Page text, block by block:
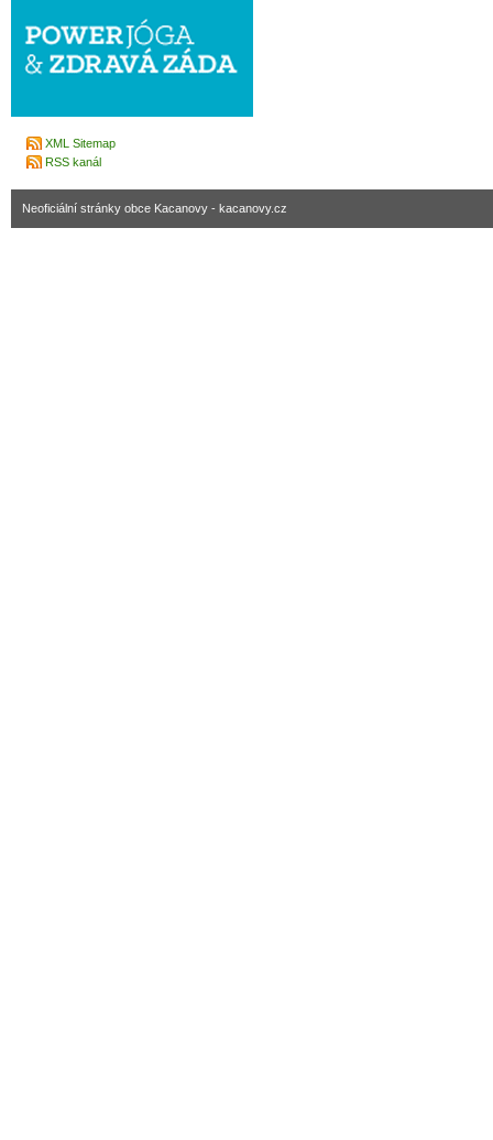
XML Sitemap
RSS kanál
Neoficiální stránky obce Kacanovy - kacanovy.cz